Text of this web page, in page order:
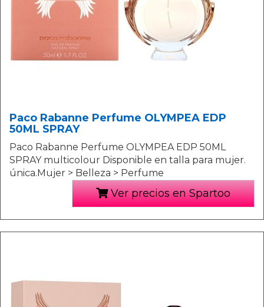
Paco Rabanne Perfume OLYMPEA EDP
50ML SPRAY
Paco Rabanne Perfume OLYMPEA EDP 50ML
SPRAY multicolour Disponible en talla para mujer.
única.Mujer > Belleza > Perfume
Ver precios en Spartoo